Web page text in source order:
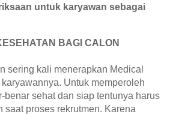
untuk karyawan sebagai
BAGI CALON
sering kali menerapkan Medical
Untuk memperoleh
benar sehat dan siap tentunya harus
saat proses rekrutmen. Karena